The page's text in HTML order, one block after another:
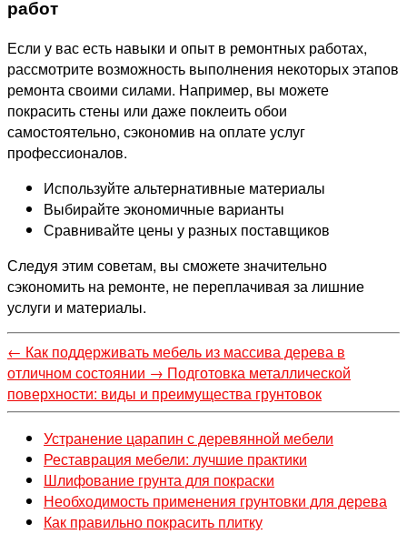
работ
Если у вас есть навыки и опыт в ремонтных работах,
рассмотрите возможность выполнения некоторых этапов
ремонта своими силами. Например, вы можете
покрасить стены или даже поклеить обои
самостоятельно, сэкономив на оплате услуг
профессионалов.
Используйте альтернативные материалы
Выбирайте экономичные варианты
Сравнивайте цены у разных поставщиков
Следуя этим советам, вы сможете значительно
сэкономить на ремонте, не переплачивая за лишние
услуги и материалы.
← Как поддерживать мебель из массива дерева в
отличном состоянии → Подготовка металлической
поверхности: виды и преимущества грунтовок
Устранение царапин с деревянной мебели
Реставрация мебели: лучшие практики
Шлифование грунта для покраски
Необходимость применения грунтовки для дерева
Как правильно покрасить плитку